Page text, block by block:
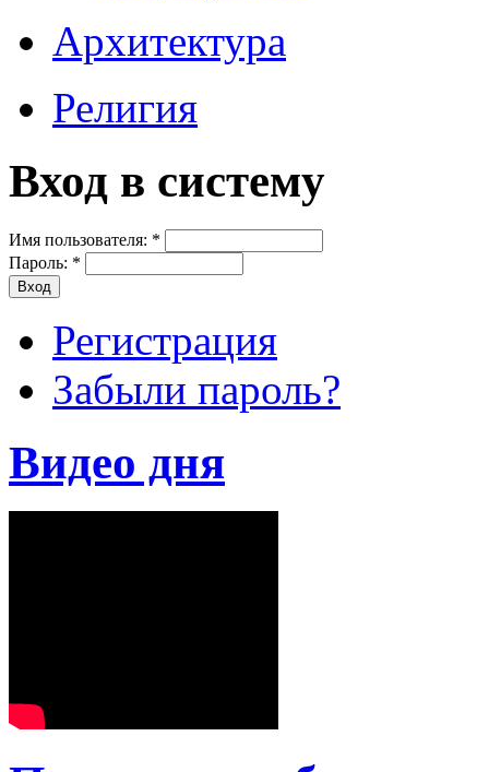
Архитектура
Религия
Вход в систему
Имя пользователя: *
Пароль: *
Регистрация
Забыли пароль?
Видео дня